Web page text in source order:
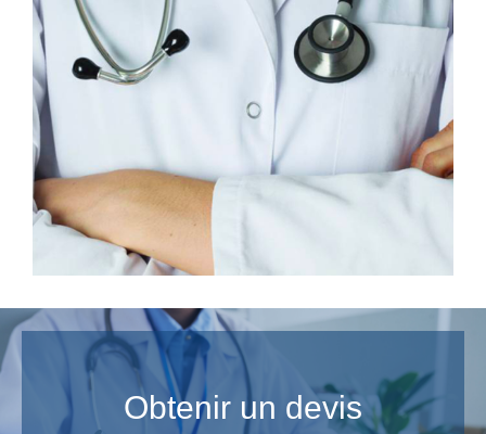
Obtenir un devis